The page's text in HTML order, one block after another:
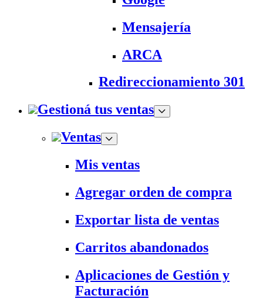
Mensajería
ARCA
Redireccionamiento 301
Gestioná tus ventas
Ventas
Mis ventas
Agregar orden de compra
Exportar lista de ventas
Carritos abandonados
Aplicaciones de Gestión y
Facturación